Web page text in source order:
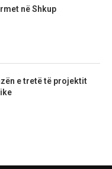
në Shkup
e tretë të projektit